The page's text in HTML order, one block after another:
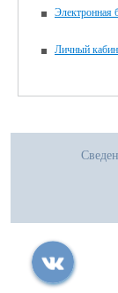
Электронная
Личный